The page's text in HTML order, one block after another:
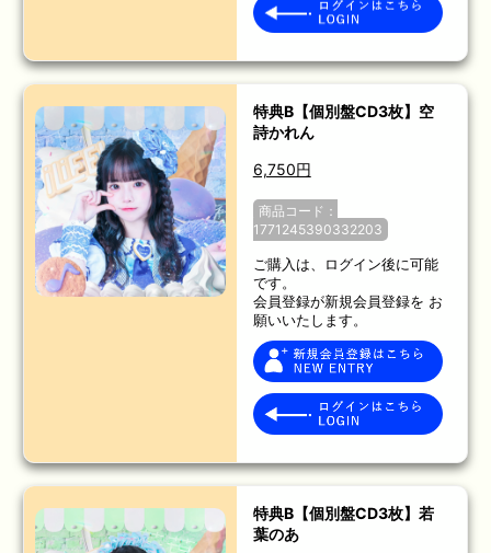
特典B【個別盤CD3枚】空
詩かれん
6,750円
商品コード：
1771245390332203
ご購入は、ログイン後に可能
です。
会員登録が新規会員登録を お
願いいたします。
特典B【個別盤CD3枚】若
葉のあ